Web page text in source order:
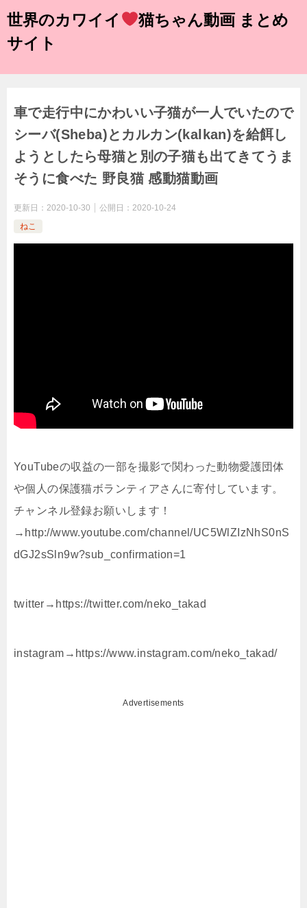
世界のカワイイ
猫ちゃん動画 まとめ
サイト
車で走行中にかわいい子猫が一人でいたので
シーバ(Sheba)とカルカン(kalkan)を給餌し
ようとしたら母猫と別の子猫も出てきてうま
そうに食べた 野良猫 感動猫動画
更新日： 2020-10-30 公開日： 2020-10-24
ねこ
YouTubeの収益の一部を撮影で関わった動物愛護団体
や個人の保護猫ボランティアさんに寄付しています。
チャンネル登録お願いします！
→http://www.youtube.com/channel/UC5WlZIzNhS0nS
dGJ2sSln9w?sub_confirmation=1
twitter→https://twitter.com/neko_takad
instagram→https://www.instagram.com/neko_takad/
Advertisements